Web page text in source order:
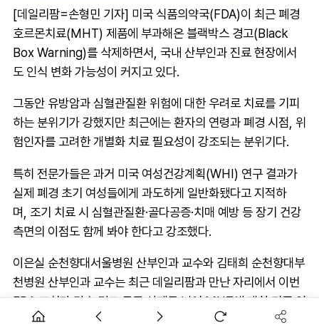
[데일리팜=손형민 기자] 미국 식품의약국(FDA)이 최근 폐경
호르몬치료(MHT) 제품에 부과해온 블랙박스 경고(Black
Box Warning)를 삭제하면서, 국내 산부인과 진료 현장에서
도 인식 변화 가능성이 커지고 있다.
그동안 유방암과 심혈관질환 위험에 대한 우려로 치료를 기피
하는 분위기가 강했지만 최근에는 환자의 연령과 폐경 시점, 위
험인자를 고려한 개별화 치료 필요성이 강조되는 분위기다.
특히 전문가들은 과거 미국 여성건강계획(WHI) 연구 결과가
실제 폐경 초기 여성들에게 과도하게 일반화됐다고 지적하
며, 조기 치료 시 심혈관질환·골다공증·치매 예방 등 장기 건강
측면의 이점도 함께 봐야 한다고 강조했다.
이은실 순천향대서울병원 산부인과 교수와 김태희 순천향대부
천병원 산부인과 교수는 최근 데일리팜과 만난 자리에서 이번
FDA 조치가 단순 경고 문구 삭제를 넘어 MHT에 대한 기존 인
식을 재정립하는 계기가 될 수 있다고 평가했다.